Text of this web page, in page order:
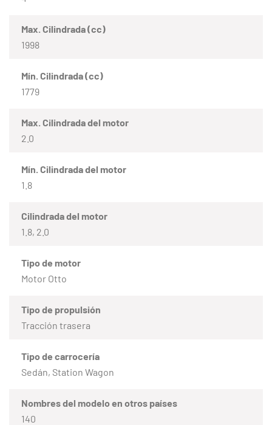
Max. Cilindrada (cc)
1998
Mín. Cilindrada (cc)
1779
Max. Cilindrada del motor
2.0
Mín. Cilindrada del motor
1.8
Cilindrada del motor
1.8, 2.0
Tipo de motor
Motor Otto
Tipo de propulsión
Tracción trasera
Tipo de carrocería
Sedán, Station Wagon
Nombres del modelo en otros países
140